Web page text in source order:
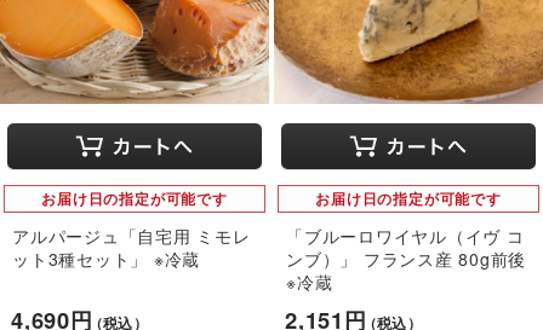
お届け日の指定が可能です
アルパージュ「自宅用 ミモレ
ット3種セット」 ※冷蔵
4,690円（税込）
お届け日の指定が可能です
「ブルーロワイヤル（イヴ コ
ンブ）」 フランス産 80g前後
※冷蔵
2,151円（税込）